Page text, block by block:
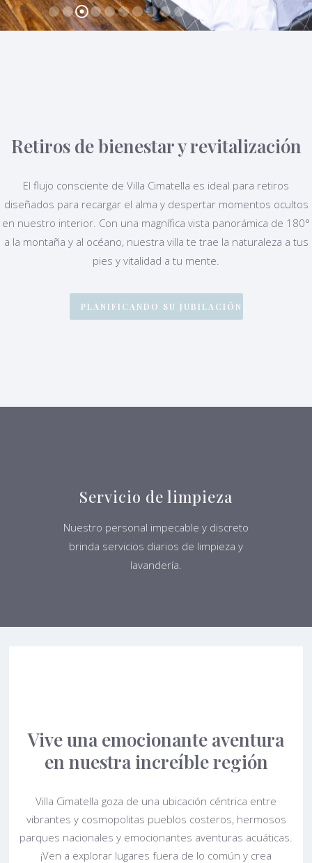
Retiros de bienestar y revitalización
El flujo consciente de Villa Cimatella es ideal para retiros
diseñados para recargar el alma y despertar momentos ocultos
en nuestro interior. Con una magnífica vista panorámica de 180°
a la montaña y al océano, nuestra villa te trae la naturaleza a tus
pies y vitalidad a tu mente.
PLANIFICANDO SU JUBILACIÓN
Servicio de limpieza
Nuestro personal impecable y discreto
brinda servicios diarios de limpieza y
lavandería.
Vive una emocionante aventura
en nuestra increíble región
Villa Cimatella goza de una ubicación céntrica entre
vibrantes y cosmopolitas pueblos costeros, hermosos
parques nacionales y emocionantes aventuras acuáticas.
¡Ven a explorar lugares fuera de lo común y crea